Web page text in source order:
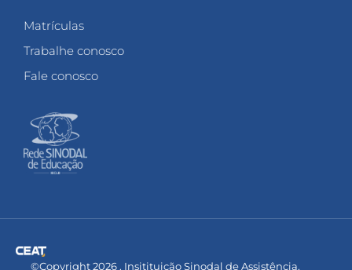
Matrículas
Trabalhe conosco
Fale conosco
©Copyright 2026 . Insitituição Sinodal de Assistência,